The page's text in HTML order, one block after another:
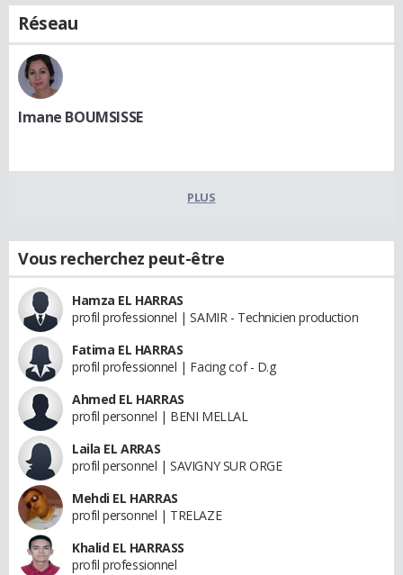
Réseau
Imane BOUMSISSE
PLUS
Vous recherchez peut-être
Hamza EL HARRAS
profil professionnel | SAMIR - Technicien production
Fatima EL HARRAS
profil professionnel | Facing cof - D.g
Ahmed EL HARRAS
profil personnel | BENI MELLAL
Laila EL ARRAS
profil personnel | SAVIGNY SUR ORGE
Mehdi EL HARRAS
profil personnel | TRELAZE
Khalid EL HARRASS
profil professionnel